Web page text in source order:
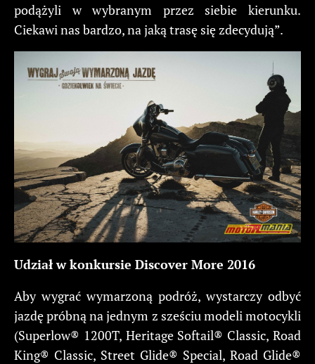
podążyli w wybranym przez siebie kierunku.
Ciekawi nas bardzo, na jaką trasę się zdecydują”.
Udział w konkursie Discover More 2016
Aby wygrać wymarzoną podróż, wystarczy odbyć
jazdę próbną na jednym z sześciu modeli motocykli
(Superlow® 1200T, Heritage Softail® Classic, Road
King® Classic, Street Glide® Special, Road Glide®